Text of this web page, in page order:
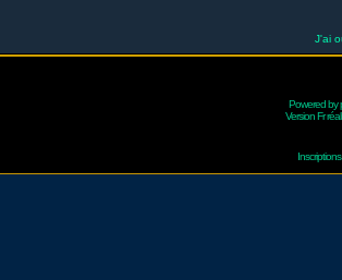
J'ai
Powered by
Version Fr